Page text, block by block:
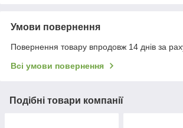
Умови повернення
Повернення товару впродовж 14 днів за
Всі умови повернення
Подібні товари компанії